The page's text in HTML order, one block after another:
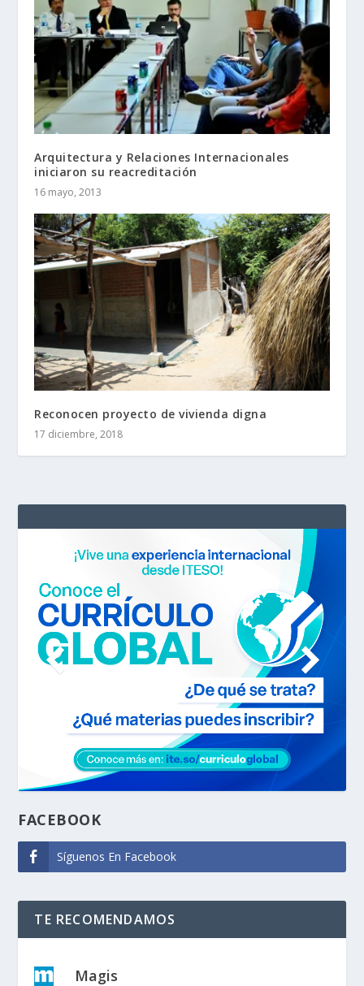
Arquitectura y Relaciones Internacionales
iniciaron su reacreditación
16 mayo, 2013
Reconocen proyecto de vivienda digna
17 diciembre, 2018
FACEBOOK
Síguenos En Facebook
TE RECOMENDAMOS
Magis